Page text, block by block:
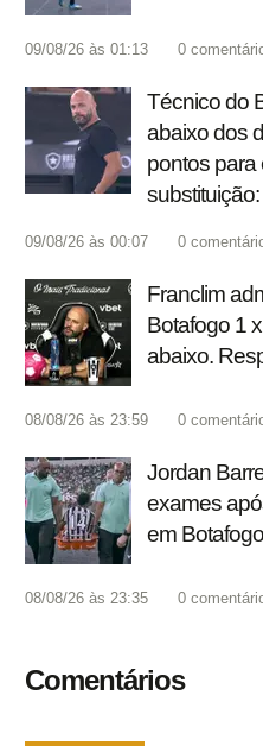
09/08/26 às 01:13 0
Técnico do
abaixo dos
pontos para
substituição:
09/08/26 às 00:07 0
Franclim
Botafogo 1
abaixo.
08/08/26 às 23:59 0
Jordan
exames
em
08/08/26 às 23:35 0
Comentários